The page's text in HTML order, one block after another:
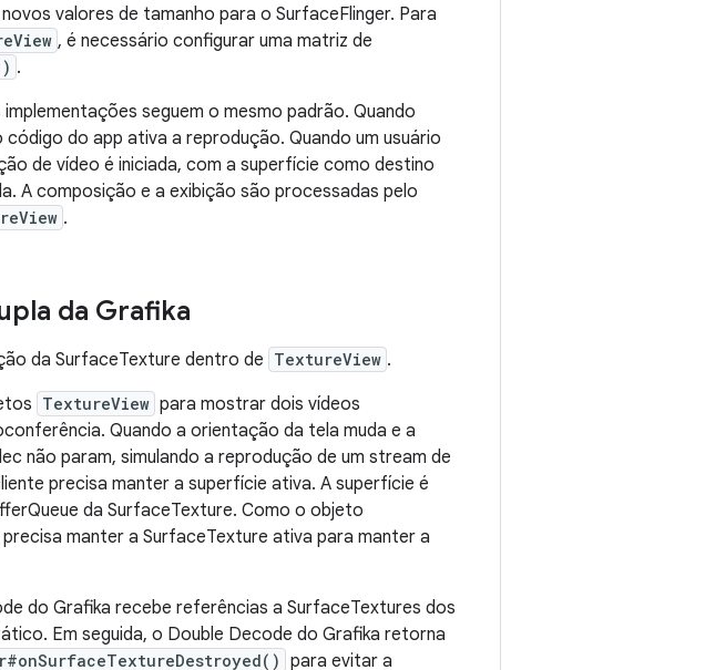
valores de tamanho para o SurfaceFlinger. Para
, é necessário configurar uma matriz de
.
seguem o mesmo padrão. Quando
do app ativa a reprodução. Quando um usuário
de vídeo é iniciada, com a superfície como destino
A composição e a exibição são processadas pelo
.
da Grafika
da SurfaceTexture dentro de TextureView .
TextureView para mostrar dois vídeos
Quando a orientação da tela muda e a
não param, simulando a reprodução de um stream de
precisa manter a superfície ativa. A superfície é
da SurfaceTexture. Como o objeto
manter a SurfaceTexture ativa para manter a
do Grafika recebe referências a SurfaceTextures dos
Em seguida, o Double Decode do Grafika retorna
para evitar a